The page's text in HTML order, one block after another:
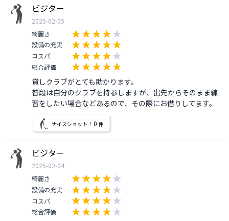
ビジター
2025-02-05
綺麗さ
設備の充実
コスパ
総合評価
貸しクラブがとても助かります。
普段は自分のクラブを持参しますが、出先からそのまま練
習をしたい場合などあるので、その際にお借りしてます。
ナイスショット！ 0 件
ビジター
2025-02-04
綺麗さ
設備の充実
コスパ
総合評価